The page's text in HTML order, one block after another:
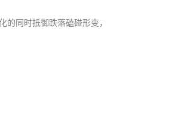
同时抵御跌落磕碰形变，